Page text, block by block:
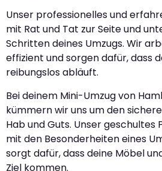
Unser professionelles und
mit Rat und Tat zur Seite und
Schritten deines Umzugs. Wir
effizient und sorgen dafür, dass
reibungslos abläuft.
Bei deinem Mini-Umzug von
kümmern wir uns um den
Hab und Guts. Unser geschultes
mit den Besonderheiten eines
sorgt dafür, dass deine Möbel
Ziel kommen.